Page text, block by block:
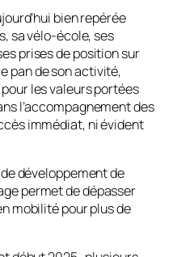
bien repérée
sa vélo-école, ses
prises de position sur
pan de son activité,
les valeurs portées
l’accompagnement des
immédiat, ni évident
développement de
permet de dépasser
mobilité pour plus de